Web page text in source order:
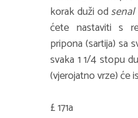
korak duži od senal
ćete nastaviti s
pripona (sartija) sa
svaka 1 1/4 stopu
(vjerojatno vrze) će
£ 171a